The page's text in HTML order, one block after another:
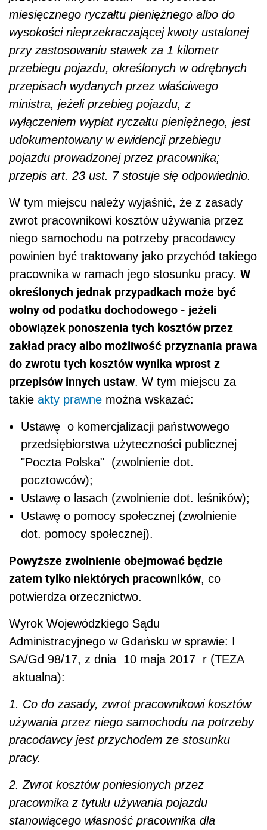
miesięcznego ryczałtu pieniężnego albo do
wysokości nieprzekraczającej kwoty ustalonej
przy zastosowaniu stawek za 1 kilometr
przebiegu pojazdu, określonych w odrębnych
przepisach wydanych przez właściwego
ministra, jeżeli przebieg pojazdu, z
wyłączeniem wypłat ryczałtu pieniężnego, jest
udokumentowany w ewidencji przebiegu
pojazdu prowadzonej przez pracownika;
przepis art. 23 ust. 7 stosuje się odpowiednio.
W tym miejscu należy wyjaśnić, że z zasady
zwrot pracownikowi kosztów używania przez
niego samochodu na potrzeby pracodawcy
powinien być traktowany jako przychód takiego
pracownika w ramach jego stosunku pracy. W
określonych jednak przypadkach może być
wolny od podatku dochodowego - jeżeli
obowiązek ponoszenia tych kosztów przez
zakład pracy albo możliwość przyznania prawa
do zwrotu tych kosztów wynika wprost z
przepisów innych ustaw. W tym miejscu za
takie akty prawne można wskazać:
Ustawę o komercjalizacji państwowego
przedsiębiorstwa użyteczności publicznej
"Poczta Polska" (zwolnienie dot.
pocztowców);
Ustawę o lasach (zwolnienie dot. leśników);
Ustawę o pomocy społecznej (zwolnienie
dot. pomocy społecznej).
Powyższe zwolnienie obejmować będzie
zatem tylko niektórych pracowników, co
potwierdza orzecznictwo.
Wyrok Wojewódzkiego Sądu
Administracyjnego w Gdańsku w sprawie: I
SA/Gd 98/17, z dnia 10 maja 2017 r (TEZA
aktualna):
1. Co do zasady, zwrot pracownikowi kosztów
używania przez niego samochodu na potrzeby
pracodawcy jest przychodem ze stosunku
pracy.
2. Zwrot kosztów poniesionych przez
pracownika z tytułu używania pojazdu
stanowiącego własność pracownika dla